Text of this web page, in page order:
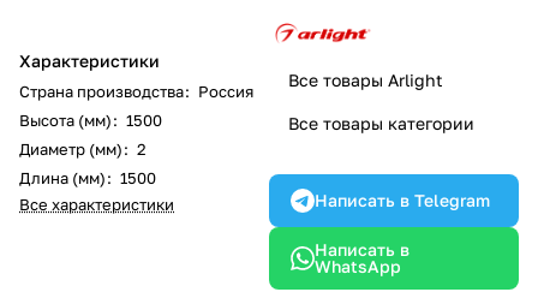
Характеристики
Страна производства: Россия
Высота (мм): 1500
Диаметр (мм): 2
Длина (мм): 1500
Все характеристики
Все товары Arlight
Все товары категории
Написать в Telegram
Написать в
WhatsApp